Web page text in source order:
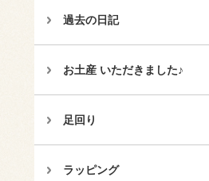
過去の日記
お土産 いただきました♪
足回り
ラッピング